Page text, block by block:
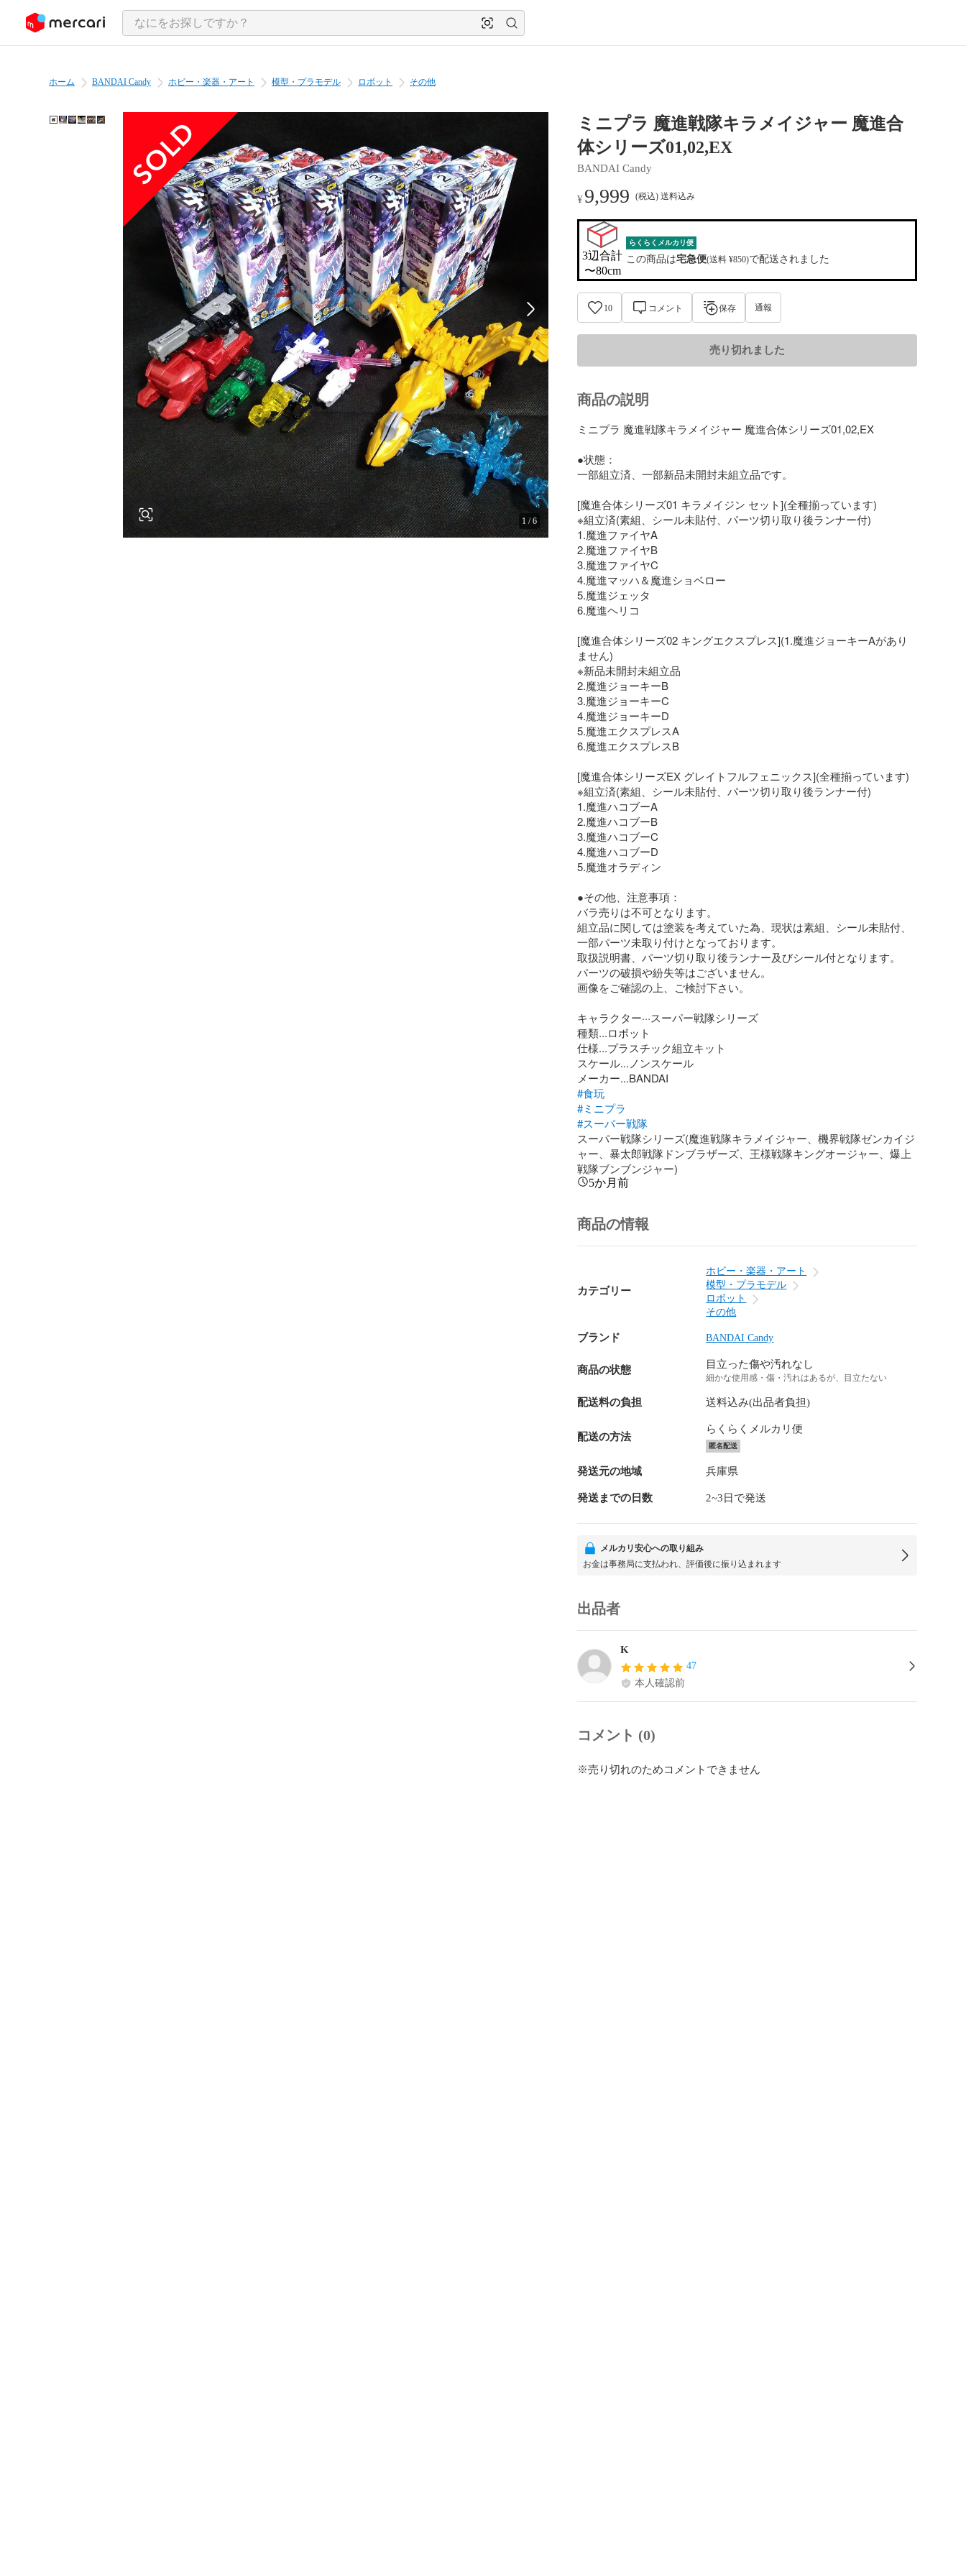
ツにスキップ
ホーム BANDAI Candy ホビー・楽器・アート 模型・プラモデル ロボット その他
1/6
ミニプラ 魔進戦隊キラメイジャー 魔進合
体シリーズ01,02,EX
BANDAI Candy
¥ 9,999 (税込) 送料込み
3辺合計
〜80cm
らくらくメルカリ便
この商品は宅急便(送料 ¥850)で配送されました
10 コメント 保存 通報
売り切れました
商品の説明
ミニプラ 魔進戦隊キラメイジャー 魔進合体シリーズ01,02,EX
●状態：
一部組立済、一部新品未開封未組立品です。
[魔進合体シリーズ01 キラメイジン セット](全種揃っています)
※組立済(素組、シール未貼付、パーツ切り取り後ランナー付)
1.魔進ファイヤA
2.魔進ファイヤB
3.魔進ファイヤC
4.魔進マッハ＆魔進ショベロー
5.魔進ジェッタ
6.魔進ヘリコ
[魔進合体シリーズ02 キングエクスプレス](1.魔進ジョーキーAがあり
ません)
※新品未開封未組立品
2.魔進ジョーキーB
3.魔進ジョーキーC
4.魔進ジョーキーD
5.魔進エクスプレスA
6.魔進エクスプレスB
[魔進合体シリーズEX グレイトフルフェニックス](全種揃っています)
※組立済(素組、シール未貼付、パーツ切り取り後ランナー付)
1.魔進ハコブーA
2.魔進ハコブーB
3.魔進ハコブーC
4.魔進ハコブーD
5.魔進オラディン
●その他、注意事項：
バラ売りは不可となります。
組立品に関しては塗装を考えていた為、現状は素組、シール未貼付、
一部パーツ未取り付けとなっております。
取扱説明書、パーツ切り取り後ランナー及びシール付となります。
パーツの破損や紛失等はございません。
画像をご確認の上、ご検討下さい。
キャラクター···スーパー戦隊シリーズ
種類...ロボット
仕様...プラスチック組立キット
スケール...ノンスケール
#食玩
#ミニプラ
#スーパー戦隊
スーパー戦隊シリーズ(魔進戦隊キラメイジャー、機界戦隊ゼンカイジ
ャー、暴太郎戦隊ドンブラザーズ、王様戦隊キングオージャー、爆上
戦隊ブンブンジャー)
5か月前
商品の情報
カテゴリー
ホビー・楽器・アート
模型・プラモデル
ロボット
その他
ブランド BANDAI Candy
商品の状態 目立った傷や汚れなし
細かな使用感・傷・汚れはあるが、目立たない
配送料の負担 送料込み(出品者負担)
配送の方法
らくらくメルカリ便
匿名配送
発送元の地域 兵庫県
発送までの日数 2~3日で発送
メルカリ安心への取り組み
お金は事務局に支払われ、評価後に振り込まれます
出品者
K
47
本人確認前
コメント (0)
※売り切れのためコメントできません